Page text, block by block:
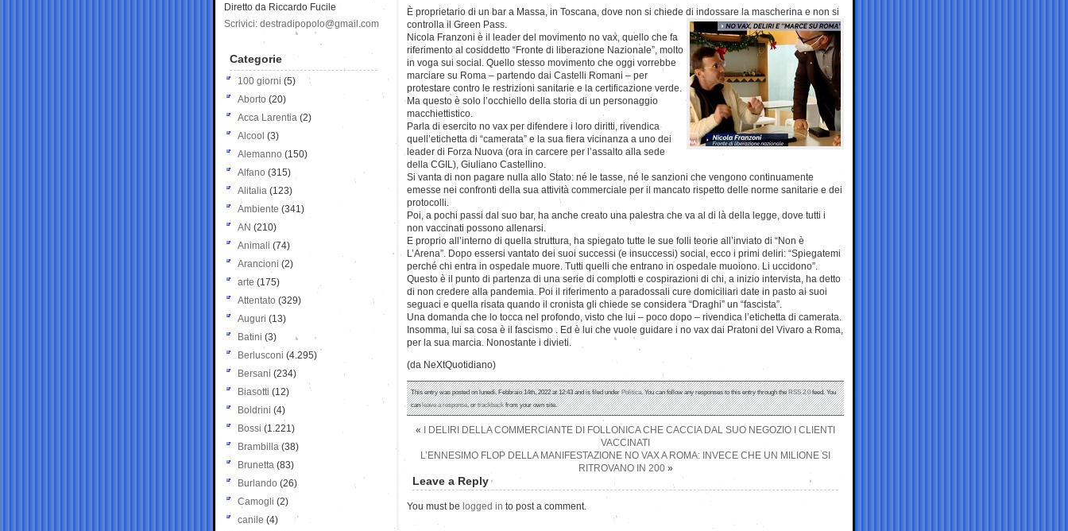
È proprietario di un bar a Massa, in Toscana, dove non si chiede di indossare la mascherina e non si
controlla il Green Pass.
Nicola Franzoni è il leader del movimento no vax, quello che fa
riferimento al cosiddetto “Fronte di liberazione Nazionale”, molto
in voga sui social. Quello stesso movimento che oggi vorrebbe
marciare su Roma – partendo dai Castelli Romani – per
protestare contro le restrizioni sanitarie e la certificazione verde.
Ma questo è solo l’occhiello della storia di un personaggio
macchiettistico.
Parla di esercito no vax per difendere i loro diritti, rivendica
quell’etichetta di “camerata” e la sua fiera vicinanza a uno dei
leader di Forza Nuova (ora in carcere per l’assalto alla sede
della CGIL), Giuliano Castellino.
Si vanta di non pagare nulla allo Stato: né le tasse, né le sanzioni che vengono continuamente
emesse nei confronti della sua attività commerciale per il mancato rispetto delle norme sanitarie e dei
protocolli.
Poi, a pochi passi dal suo bar, ha anche creato una palestra che va al di là della legge, dove tutti i
non vaccinati possono allenarsi.
E proprio all’interno di quella struttura, ha spiegato tutte le sue folli teorie all’inviato di “Non è
L’Arena”. Dopo essersi vantato dei suoi successi (e insuccessi) social, ecco i primi deliri: “Spiegatemi
perché chi entra in ospedale muore. Tutti quelli che entrano in ospedale muoiono. Li uccidono”.
Questo è il punto di partenza di una serie di complotti e cospirazioni di chi, a inizio intervista, ha detto
di non credere alla pandemia. Poi il riferimento a paradossali cure domiciliari date in pasto ai suoi
seguaci e quella risata quando il cronista gli chiede se considera “Draghi” un “fascista”.
Una domanda che lo tocca nel profondo, visto che lui – poco dopo – rivendica l’etichetta di camerata.
Insomma, lui sa cosa è il fascismo . Ed è lui che vuole guidare i no vax dai Pratoni del Vivaro a Roma,
per la sua marcia. Nonostante i divieti.
(da NeXtQuotidiano)
This entry was posted on lunedì, Febbraio 14th, 2022 at 12:43 and is filed underPolitica. You can follow any responses to this entry through theRSS 2.0feed. You
canleave a response, ortrackbackfrom your own site.
«
I DELIRI DELLA COMMERCIANTE DI FOLLONICA CHE CACCIA DAL SUO NEGOZIO I CLIENTI
VACCINATI
L’ENNESIMO FLOP DELLA MANIFESTAZIONE NO VAX A ROMA: INVECE CHE UN MILIONE SI
RITROVANO IN 200»
Leave a Reply
You must be logged in to post a comment.
Diretto da Riccardo Fucile
Scrivici: destradipopolo@gmail.com
Categorie
100 giorni (5)
Aborto (20)
Acca Larentia (2)
Alcool (3)
Alemanno (150)
Alfano (315)
Alitalia (123)
Ambiente (341)
AN (210)
Animali (74)
Arancioni (2)
arte (175)
Attentato (329)
Auguri (13)
Batini (3)
Berlusconi (4.295)
Bersani (234)
Biasotti (12)
Boldrini (4)
Bossi (1.221)
Brambilla (38)
Brunetta (83)
Burlando (26)
Camogli (2)
canile (4)